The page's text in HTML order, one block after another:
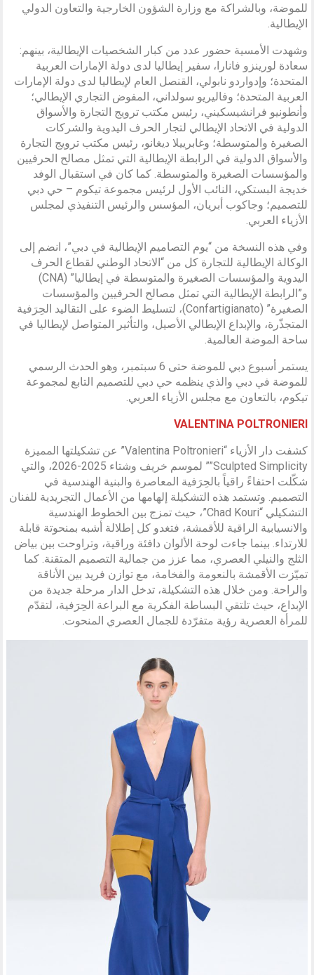
للموضة، وبالشراكة مع وزارة الشؤون الخارجية والتعاون الدولي
الإيطالية.
وشهدت الأمسية حضور عدد من كبار الشخصيات الإيطالية، بينهم:
سعادة لورينزو فانارا، سفير إيطاليا لدى دولة الإمارات العربية
المتحدة؛ وإدواردو نابولي، القنصل العام لإيطاليا لدى دولة الإمارات
العربية المتحدة؛ وفاليريو سولداني، المفوض التجاري الإيطالي؛
وأنطونيو فرانشيسكيني، رئيس مكتب ترويج التجارة والأسواق
الدولية في الاتحاد الإيطالي لتجار الحرف اليدوية والشركات
الصغيرة والمتوسطة؛ وغابرييلا ديغانو، رئيس مكتب ترويج التجارة
والأسواق الدولية في الرابطة الإيطالية التي تمثل مصالح الحرفيين
والمؤسسات الصغيرة والمتوسطة. كما كان في استقبال الوفد
خديجة البستكي، النائب الأول لرئيس مجموعة تيكوم – حي دبي
للتصميم؛ وجاكوب أبريان، المؤسس والرئيس التنفيذي لمجلس
الأزياء العربي.
وفي هذه النسخة من “يوم التصاميم الإيطالية في دبي”، انضم إلى
الوكالة الإيطالية للتجارة كل من “الاتحاد الوطني لقطاع الحرف
اليدوية والمؤسسات الصغيرة والمتوسطة في إيطاليا” (CNA)
و”الرابطة الإيطالية التي تمثل مصالح الحرفيين والمؤسسات
الصغيرة” (Confartigianato)، لتسليط الضوء على التقاليد الحِرَفية
المتجذّرة، والإبداع الإيطالي الأصيل، والتأثير المتواصل لإيطاليا في
ساحة الموضة العالمية.
يستمر أسبوع دبي للموضة حتى 6 سبتمبر، وهو الحدث الرسمي
للموضة في دبي والذي ينظمه حي دبي للتصميم التابع لمجموعة
تيكوم، بالتعاون مع مجلس الأزياء العربي.
VALENTINA POLTRONIERI
كشفت دار الأزياء “Valentina Poltronieri” عن تشكيلتها المميزة
Sculpted Simplicity”” لموسم خريف وشتاء 2025-2026، والتي
شكّلت احتفاءً راقياً بالحِرَفية المعاصرة والبنية الهندسية في
التصميم. وتستمد هذه التشكيلة إلهامها من الأعمال التجريدية للفنان
التشكيلي “Chad Kouri”، حيث تمزج بين الخطوط الهندسية
والانسيابية الراقية للأقمشة، فتغدو كل إطلالة أشبه بمنحوتة قابلة
للارتداء. بينما جاءت لوحة الألوان دافئة وراقية، وتراوحت بين بياض
الثلج والنيلي العصري، مما عزز من جمالية التصميم المتقنة. كما
تميّزت الأقمشة بالنعومة والفخامة، مع توازن فريد بين الأناقة
والراحة. ومن خلال هذه التشكيلة، تدخل الدار مرحلة جديدة من
الإبداع، حيث تلتقي البساطة الفكرية مع البراعة الحِرَفية، لتقدّم
للمرأة العصرية رؤية متفرّدة للجمال العصري المنحوت.